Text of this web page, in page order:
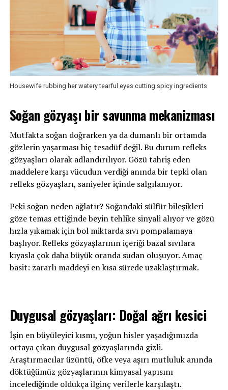
Housewife rubbing her watery tearful eyes cutting spicy ingredients
Soğan gözyaşı bir savunma mekanizması
Mutfakta soğan doğrarken ya da dumanlı bir ortamda
gözlerin yaşarması hiç tesadüf değil. Bu durum refleks
gözyaşları olarak adlandırılıyor. Gözü tahriş eden
maddelere karşı vücudun verdiği anında bir tepki olan
refleks gözyaşları, saniyeler içinde salgılanıyor.
Peki soğan neden ağlatır? Soğandaki sülfür bileşikleri
göze temas ettiğinde beyin tehlike sinyali alıyor ve gözü
hızla yıkamak için bol miktarda sıvı pompalamaya
başlıyor. Refleks gözyaşlarının içeriği bazal sıvılara
kıyasla çok daha büyük oranda sudan oluşuyor. Amaç
basit: zararlı maddeyi en kısa sürede uzaklaştırmak.
Duygusal gözyaşları: Doğal ağrı kesici
İşin en büyüleyici kısmı, yoğun hisler yaşadığımızda
ortaya çıkan duygusal gözyaşlarında gizli.
Araştırmacılar üzüntü, öfke veya aşırı mutluluk anında
döktüğümüz gözyaşlarının kimyasal yapısını
incelediğinde oldukça ilginç verilerle karşılaştı.